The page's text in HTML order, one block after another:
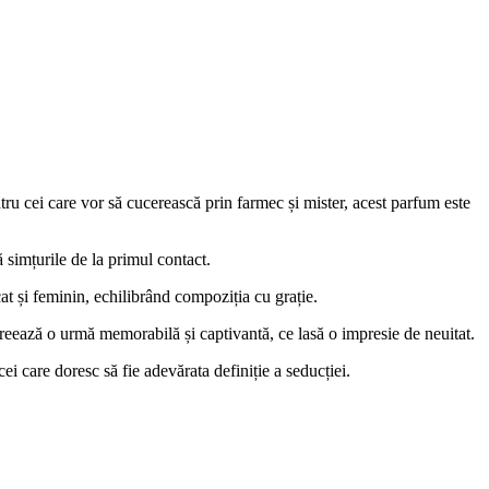
cei care vor să cucerească prin farmec și mister, acest parfum este
simțurile de la primul contact.
și feminin, echilibrând compoziția cu grație.
o urmă memorabilă și captivantă, ce lasă o impresie de neuitat.
care doresc să fie adevărata definiție a seducției.